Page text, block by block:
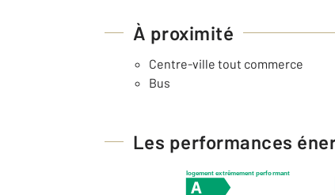
À proximité
Centre-ville tout commerce
Bus
Les performances
logement extrêmement performant